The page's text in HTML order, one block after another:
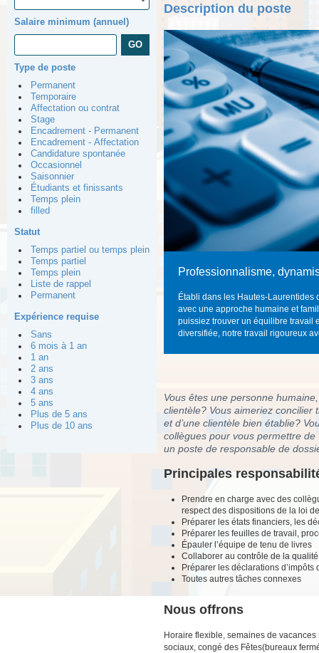
Salaire minimum (annuel)
Type de poste
Permanent
Temporaire
Affectation ou contrat
Stage
Encadrement - Permanent
Encadrement - Affectation
Candidature spontanée
Occasionnel
Saisonnier
Étudiants et finissants
Temps plein
filled
Statut
Temps partiel ou temps plein
Temps partiel
Temps plein
Liste de rappel
Permanent
Expérience requise
Sans
6 mois à 1 an
1 an
2 ans
3 ans
4 ans
5 ans
Plus de 5 ans
Plus de 10 ans
Description du poste
Professionnalisme,
Établi dans les Hautes-
avec une approche humaine et
puissiez trouver un équilibre travail
diversifiée, notre travail rigoureux
Vous êtes une personne
clientèle? Vous aimeriez
et d’une clientèle bien établie?
collègues pour vous permettre
un poste de responsable de
Principales
Prendre en charge avec des
respect des dispositions de la loi
Préparer les états financiers, les
Préparer les feuilles de travail,
Épauler l’équipe de tenu de livres
Collaborer au contrôle de la
Préparer les déclarations
Toutes autres tâches connexes
Nous offrons
Horaire flexible, semaines de
sociaux, congé des Fêtes(bureaux